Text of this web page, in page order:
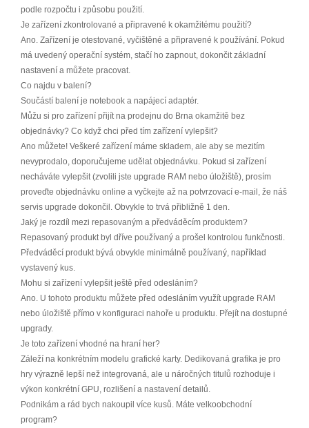
podle rozpočtu i způsobu použití.
Je zařízení zkontrolované a připravené k okamžitému použití?
Ano. Zařízení je otestované, vyčištěné a připravené k používání. Pokud
má uvedený operační systém, stačí ho zapnout, dokončit základní
nastavení a můžete pracovat.
Co najdu v balení?
Součástí balení je notebook a napájecí adaptér.
Můžu si pro zařízení přijít na prodejnu do Brna okamžitě bez
objednávky? Co když chci před tím zařízení vylepšit?
Ano můžete! Veškeré zařízení máme skladem, ale aby se mezitím
nevyprodalo, doporučujeme udělat objednávku. Pokud si zařízení
necháváte vylepšit (zvolili jste upgrade RAM nebo úložiště), prosím
proveďte objednávku online a vyčkejte až na potvrzovací e-mail, že náš
servis upgrade dokončil. Obvykle to trvá přibližně 1 den.
Jaký je rozdíl mezi repasovaným a předváděcím produktem?
Repasovaný produkt byl dříve používaný a prošel kontrolou funkčnosti.
Předváděcí produkt bývá obvykle minimálně používaný, například
vystavený kus.
Mohu si zařízení vylepšit ještě před odesláním?
Ano. U tohoto produktu můžete před odesláním využít upgrade RAM
nebo úložiště přímo v konfiguraci nahoře u produktu. Přejít na dostupné
upgrady.
Je toto zařízení vhodné na hraní her?
Záleží na konkrétním modelu grafické karty. Dedikovaná grafika je pro
hry výrazně lepší než integrovaná, ale u náročných titulů rozhoduje i
výkon konkrétní GPU, rozlišení a nastavení detailů.
Podnikám a rád bych nakoupil více kusů. Máte velkoobchodní
program?